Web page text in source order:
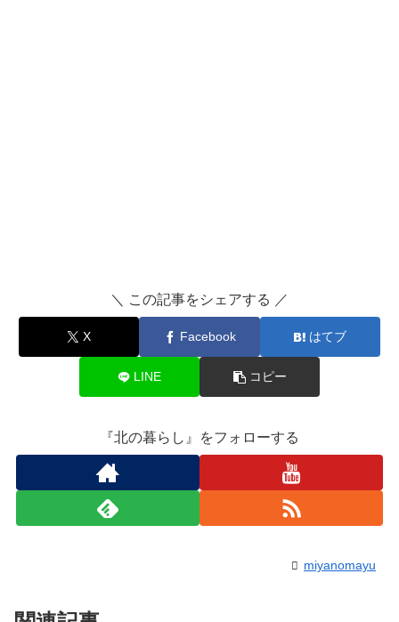
＼ この記事をシェアする ／
X Facebook はてブ
LINE コピー
『北の暮らし』をフォローする
miyanomayu